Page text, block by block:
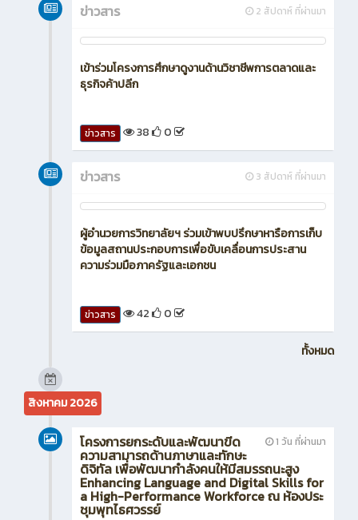
2 สัปดาห์ ที่ผ่านมา
ข่าวสาร
เข้าร่วมโครงการศึกษาดูงานด้านวิชาชีพการตลาดและ
ธุรกิจค้าปลีก
ข่าวสาร 38 0
3 สัปดาห์ ที่ผ่านมา
ข่าวสาร
ผู้อำนวยการวิทยาลัยฯ ร่วมเข้าพบปรึกษาหารือการเก็บ
ข้อมูลสถานประกอบการเพื่อขับเคลื่อนการประสาน
ความร่วมมือภาครัฐและเอกชน
ข่าวสาร 42 0
ทั้งหมด
สิงหาคม 2026
1 วัน ที่ผ่านมา
โครงการยกระดับและพัฒนาขีด
ความสามารถด้านภาษาและทักษะ
ดิจิทัล เพื่อพัฒนากำลังคนให้มีสมรรถนะสูง
Enhancing Language and Digital Skills for
a High-Performance Workforce ณ ห้องประ
ชุมพุทไธศวรรย์